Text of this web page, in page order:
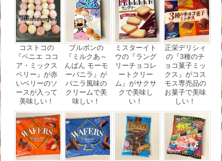
コストコの
『ベニエ ココ
ア・ミックス
ベリー』が赤
いベリーのソ
ースが入って
美味しい！
ブルボンの
『ミルクあ～
んぱん モーモ
ーバニラ』が
バニラ風味の
クリームで美
味しい！
ミスターイト
ウの『ラング
リーチョコレ
ートクリー
ム』がサクサ
クで美味し
い！
正栄デリシィ
の『3種のチ
ョコ菓子ミッ
クス』がコス
モス専売品の
お菓子で美味
しい！